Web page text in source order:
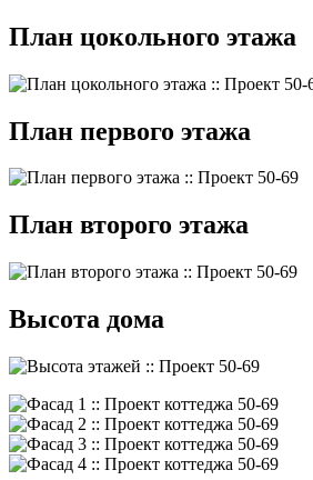
План цокольного этажа
План первого этажа
План второго этажа
Высота дома